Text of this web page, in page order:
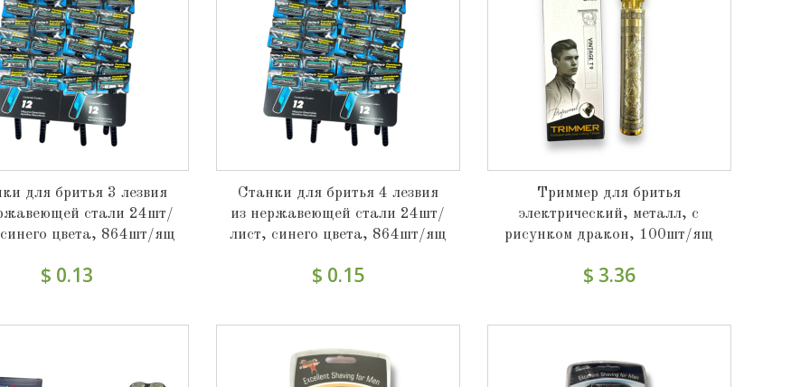
для бритья 3 лезвия
стали 24шт/
цвета, 864шт/ящ
$ 0.13
Станки для бритья 4 лезвия
из нержавеющей стали 24шт/
лист, синего цвета, 864шт/ящ
$ 0.15
Триммер для бритья
электрический, металл, с
рисунком дракон, 100шт/ящ
$ 3.36